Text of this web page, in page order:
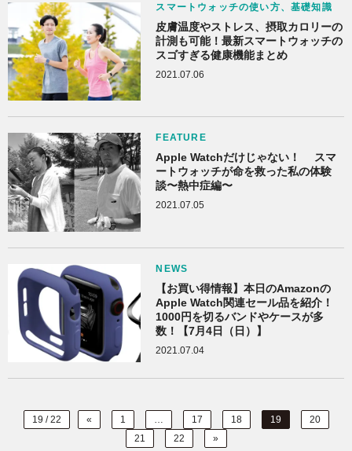
スマートウォッチの使い方、基礎知識
皮膚温度やストレス、摂取カロリーの
計測も可能！最新スマートウォッチの
スゴすぎる健康機能まとめ
2021.07.06
FEATURE
Apple Watchだけじゃない！ スマ
ートウォッチが命を救った私の体験
談〜熱中症編〜
2021.07.05
NEWS
【お買い得情報】本日のAmazonの
Apple Watch関連セール品を紹介！
1000円を切るバンドやケースが多
数！【7月4日（日）】
2021.07.04
19 / 22 « 1 … 17 18 19
20
21
22 »